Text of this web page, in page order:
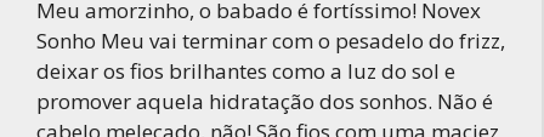
Meu amorzinho, o babado é fortíssimo! Novex
Sonho Meu vai terminar com o pesadelo do frizz,
deixar os fios brilhantes como a luz do sol e
promover aquela hidratação dos sonhos. Não é
cabelo melecado, não! São fios com uma maciez